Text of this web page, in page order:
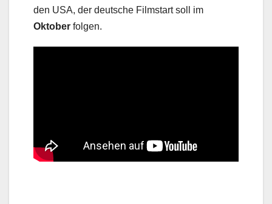
den USA, der deutsche Filmstart soll im
Oktober folgen.